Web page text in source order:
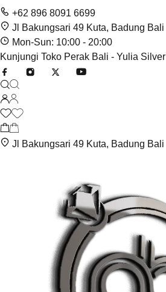
+62 896 8091 6699
Jl Bakungsari 49 Kuta, Badung Bali
Mon-Sun: 10:00 - 20:00
Kunjungi Toko Perak Bali - Yulia Silver
Jl Bakungsari 49 Kuta, Badung Bali